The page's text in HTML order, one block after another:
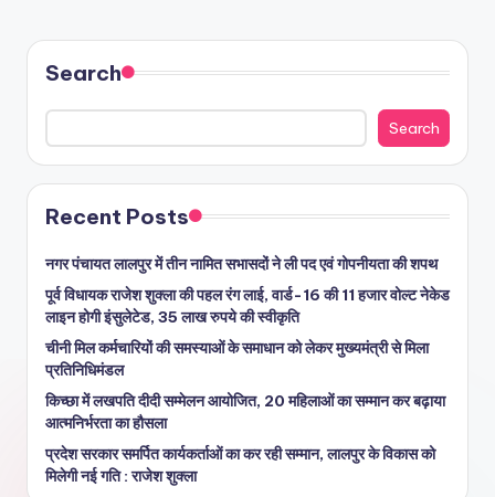
Search
Search
Recent Posts
नगर पंचायत लालपुर में तीन नामित सभासदों ने ली पद एवं गोपनीयता की शपथ
पूर्व विधायक राजेश शुक्ला की पहल रंग लाई, वार्ड-16 की 11 हजार वोल्ट नेकेड
लाइन होगी इंसुलेटेड, 35 लाख रुपये की स्वीकृति
चीनी मिल कर्मचारियों की समस्याओं के समाधान को लेकर मुख्यमंत्री से मिला
प्रतिनिधिमंडल
किच्छा में लखपति दीदी सम्मेलन आयोजित, 20 महिलाओं का सम्मान कर बढ़ाया
आत्मनिर्भरता का हौसला
प्रदेश सरकार समर्पित कार्यकर्ताओं का कर रही सम्मान, लालपुर के विकास को
मिलेगी नई गति : राजेश शुक्ला